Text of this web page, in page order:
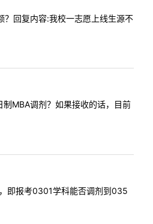
回复内容:我校一志愿上线生源不
MBA调剂？如果接收的话，目前
即报考0301学科能否调剂到035